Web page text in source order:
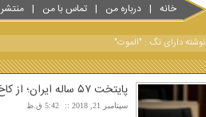
خانه درباره من تماس با من
نوشته دارای تگ : "الموت"
پایتخت ۵۷ ساله ایران؛ از کاخ چهل‌ستون تا سعدالسلطنه
سپتامبر 21, 2018 5:42 ق.ظ